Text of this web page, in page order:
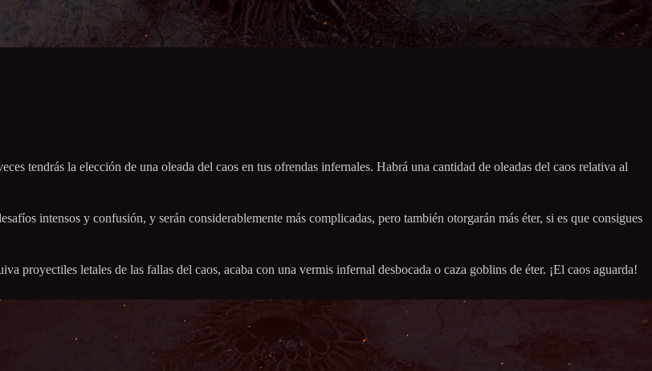
tendrás la elección de una oleada del caos en tus ofrendas infernales. Habrá una cantidad de oleadas del caos relativa al
intensos y confusión, y serán considerablemente más complicadas, pero también otorgarán más éter, si es que consigues
proyectiles letales de las fallas del caos, acaba con una vermis infernal desbocada o caza goblins de éter. ¡El caos aguarda!